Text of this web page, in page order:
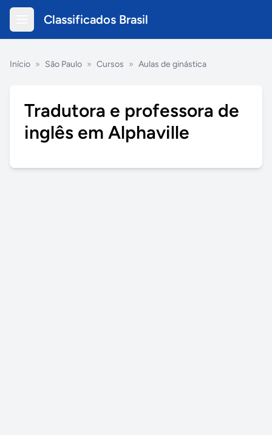
Classificados Brasil
Início » São Paulo » Cursos » Aulas de ginástica
Tradutora e professora de
inglês em Alphaville